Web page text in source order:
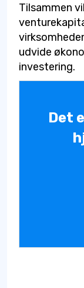
Tilsammen
udvide
investering.
Det